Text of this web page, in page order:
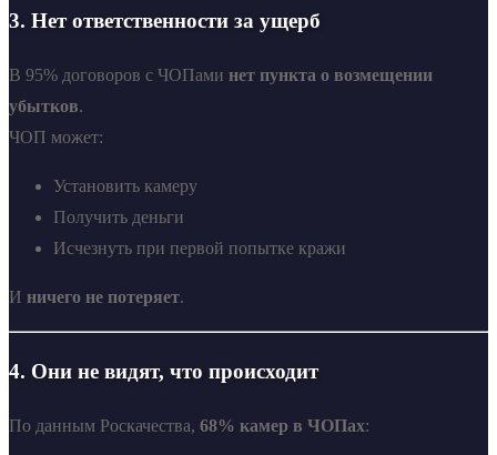
3. Нет ответственности за ущерб
В 95% договоров с ЧОПами нет пункта о возмещении
убытков.
ЧОП может:
Установить камеру
Получить деньги
Исчезнуть при первой попытке кражи
И ничего не потеряет.
4. Они не видят, что происходит
По данным Роскачества, 68% камер в ЧОПах: